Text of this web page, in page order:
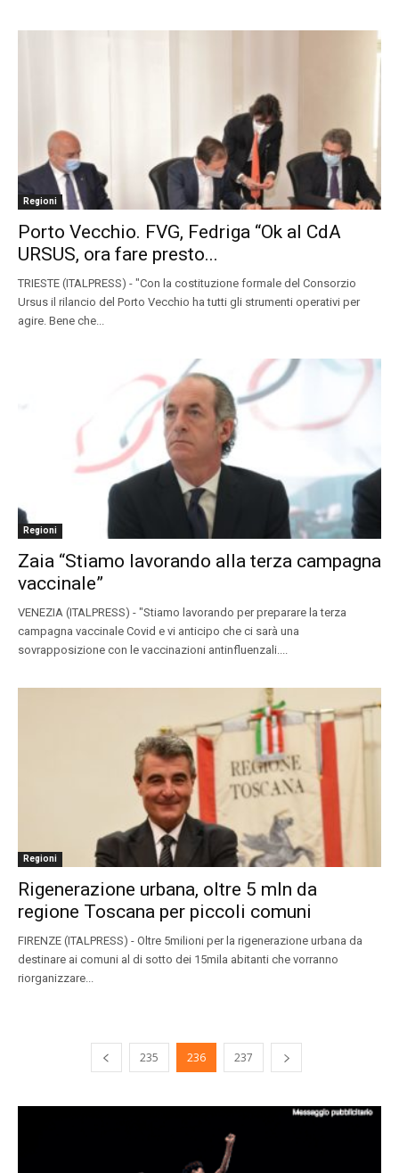
Regioni
Porto Vecchio. FVG, Fedriga “Ok al CdA
URSUS, ora fare presto...
TRIESTE (ITALPRESS) - "Con la costituzione formale del Consorzio
Ursus il rilancio del Porto Vecchio ha tutti gli strumenti operativi per
agire. Bene che...
Regioni
Zaia “Stiamo lavorando alla terza campagna
vaccinale”
VENEZIA (ITALPRESS) - "Stiamo lavorando per preparare la terza
campagna vaccinale Covid e vi anticipo che ci sarà una
sovrapposizione con le vaccinazioni antinfluenzali....
Regioni
Rigenerazione urbana, oltre 5 mln da
regione Toscana per piccoli comuni
FIRENZE (ITALPRESS) - Oltre 5milioni per la rigenerazione urbana da
destinare ai comuni al di sotto dei 15mila abitanti che vorranno
riorganizzare...
235 236 237